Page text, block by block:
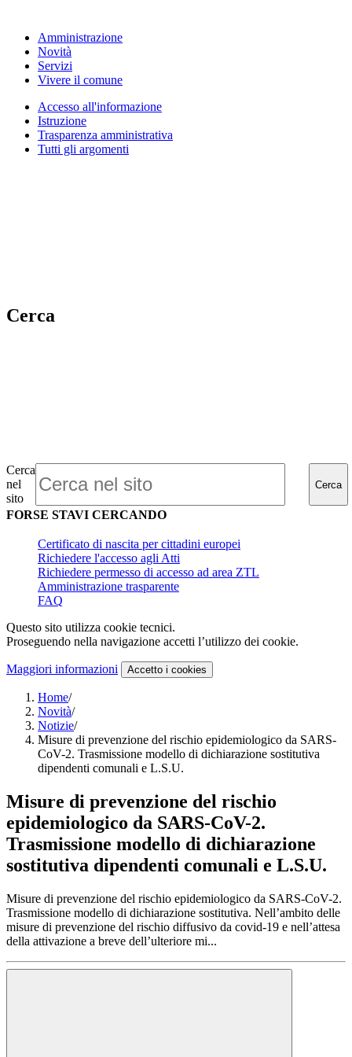
Amministrazione
Novità
Servizi
Vivere il comune
Accesso all'informazione
Istruzione
Trasparenza amministrativa
Tutti gli argomenti
Cerca
Cerca
nel
sito
Cerca
FORSE STAVI CERCANDO
Certificato di nascita per cittadini europei
Richiedere l'accesso agli Atti
Richiedere permesso di accesso ad area ZTL
Amministrazione trasparente
FAQ
Questo sito utilizza cookie tecnici.
Proseguendo nella navigazione accetti l’utilizzo dei cookie.
Maggiori informazioni Accetto i cookies
Home/
Novità/
Notizie/
Misure di prevenzione del rischio epidemiologico da SARS-
CoV-2. Trasmissione modello di dichiarazione sostitutiva
dipendenti comunali e L.S.U.
Misure di prevenzione del rischio
epidemiologico da SARS-CoV-2.
Trasmissione modello di dichiarazione
sostitutiva dipendenti comunali e L.S.U.
Misure di prevenzione del rischio epidemiologico da SARS-CoV-2.
Trasmissione modello di dichiarazione sostitutiva. Nell’ambito delle
misure di prevenzione del rischio diffusivo da covid-19 e nell’attesa
della attivazione a breve dell’ulteriore mi...